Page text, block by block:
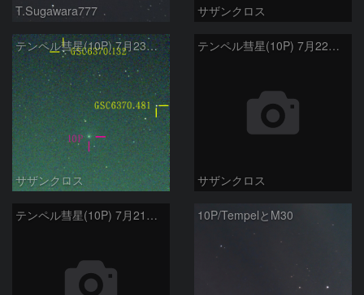
T.Sugawara777 サザンクロス
テンペル彗星(10P) 7月23日 Seestar50
サザンクロス
テンペル彗星(10P) 7月22日 Seestar50
サザンクロス
テンペル彗星(10P) 7月21日 Seestar50 10P/TempelとM30